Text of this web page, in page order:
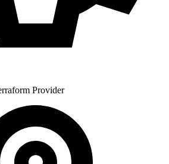
Provider